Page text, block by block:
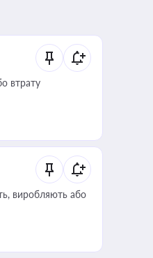
втрату
виробляють або